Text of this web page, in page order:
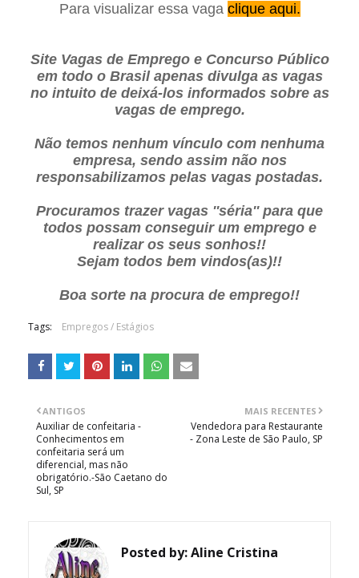
Para visualizar essa vaga clique aqui.
Site Vagas de Emprego e Concurso Público
em todo o Brasil apenas divulga as vagas
no intuito de deixá-los informados sobre as
vagas de emprego.
Não temos nenhum vínculo com nenhuma
empresa, sendo assim não nos
responsabilizamos pelas vagas postadas.
Procuramos trazer vagas ''séria'' para que
todos possam conseguir um emprego e
realizar os seus sonhos!!
Sejam todos bem vindos(as)!!
Boa sorte na procura de emprego!!
Tags: Empregos / Estágios
MAIS RECENTES
Vendedora para Restaurante
- Zona Leste de São Paulo, SP
ANTIGOS
Auxiliar de confeitaria -
Conhecimentos em
confeitaria será um
diferencial, mas não
obrigatório.-São Caetano do
Sul, SP
Posted by:Aline Cristina